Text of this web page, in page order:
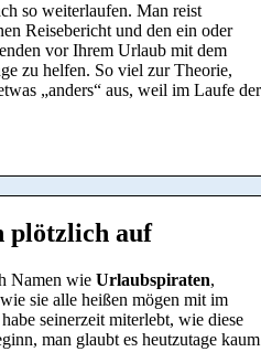
so weiterlaufen. Man reist
Reisebericht und den ein oder
vor Ihrem Urlaub mit dem
zu helfen. So viel zur Theorie,
„anders“ aus, weil im Laufe der
plötzlich auf
Namen wieUrlaubspiraten,
sie alle heißen mögen mit im
seinerzeit miterlebt, wie diese
man glaubt es heutzutage kaum